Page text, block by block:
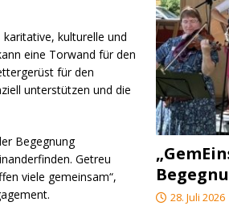
kulturelle und
eine Torwand für den
für den
unterstützen und die
Begegnung
Getreu
viele gemeinsam“,
28. Juli 2026